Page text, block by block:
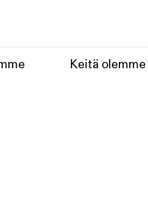
Keitä olemme